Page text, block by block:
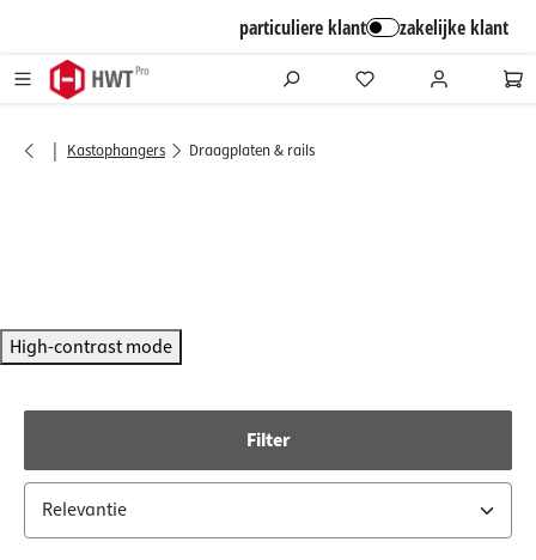
particuliere klant zakelijke klant
| Kastophangers Draagplaten & rails
High-contrast mode
Filter